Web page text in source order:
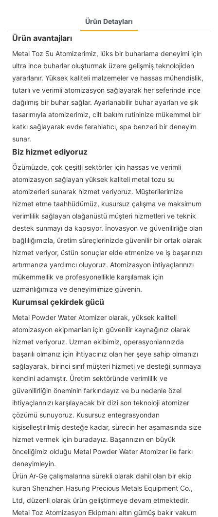
Ürün Detayları
Ürün avantajları
Metal Toz Su Atomizerimiz, lüks bir buharlama deneyimi için
ultra ince buharlar oluşturmak üzere gelişmiş teknolojiden
yararlanır. Yüksek kaliteli malzemeler ve hassas mühendislik,
tutarlı ve verimli atomizasyon sağlayarak her seferinde ince
dağılmış bir buhar sağlar. Ayarlanabilir buhar ayarları ve şık
tasarımıyla atomizerimiz, cilt bakım rutininize mükemmel bir
katkı sağlayarak evde ferahlatıcı, spa benzeri bir deneyim
sunar.
Biz hizmet ediyoruz
Özümüzde, çok çeşitli sektörler için hassas ve verimli
atomizasyon sağlayan yüksek kaliteli metal tozu su
atomizerleri sunarak hizmet veriyoruz. Müşterilerimize
hizmet etme taahhüdümüz, kusursuz çalışma ve maksimum
verimlilik sağlayan olağanüstü müşteri hizmetleri ve teknik
destek sunmayı da kapsıyor. İnovasyon ve güvenilirliğe olan
bağlılığımızla, üretim süreçlerinizde güvenilir bir ortak olarak
hizmet veriyor, üstün sonuçlar elde etmenize ve iş başarınızı
artırmanıza yardımcı oluyoruz. Atomizasyon ihtiyaçlarınızı
mükemmellik ve profesyonellikle karşılamak için
uzmanlığımıza ve deneyimimize güvenin.
Kurumsal çekirdek gücü
Metal Powder Water Atomizer olarak, yüksek kaliteli
atomizasyon ekipmanları için güvenilir kaynağınız olarak
hizmet veriyoruz. Uzman ekibimiz, operasyonlarınızda
başarılı olmanız için ihtiyacınız olan her şeye sahip olmanızı
sağlayarak, birinci sınıf müşteri hizmeti ve desteği sunmaya
kendini adamıştır. Üretim sektöründe verimlilik ve
güvenilirliğin öneminin farkındayız ve bu nedenle özel
ihtiyaçlarınızı karşılayacak bir dizi son teknoloji atomizer
çözümü sunuyoruz. Kusursuz entegrasyondan
kişiselleştirilmiş desteğe kadar, sürecin her aşamasında size
hizmet vermek için buradayız. Başarınızın en büyük
önceliğimiz olduğu Metal Powder Water Atomizer ile farkı
deneyimleyin.
Ürün Ar-Ge çalışmalarına sürekli olarak dahil olan bir ekip
kuran Shenzhen Hasung Precious Metals Equipment Co.,
Ltd, düzenli olarak ürün geliştirmeye devam etmektedir.
Metal Toz Atomizasyon Ekipmanı altın gümüş bakır vakum